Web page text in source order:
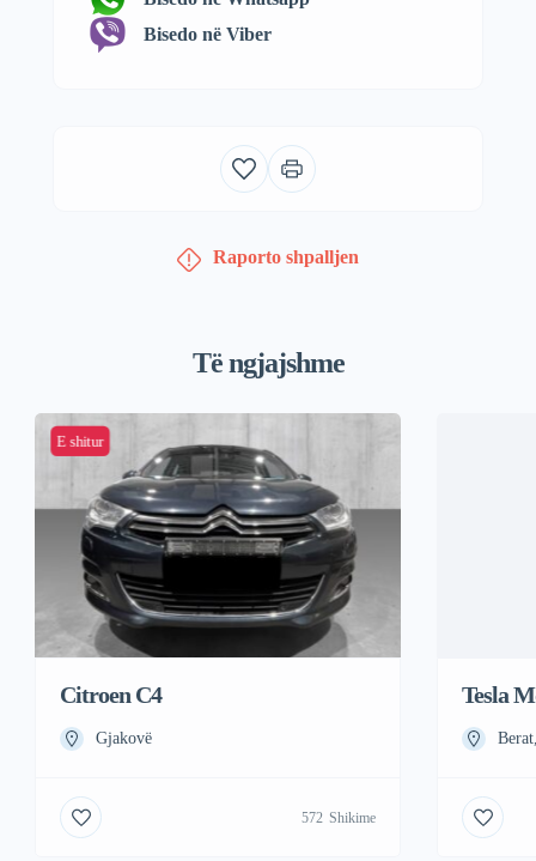
Bisedo në Viber
Raporto shpalljen
Të ngjajshme
E shitur
Citroen C4
Gjakovë
572 Shikime
Tesla